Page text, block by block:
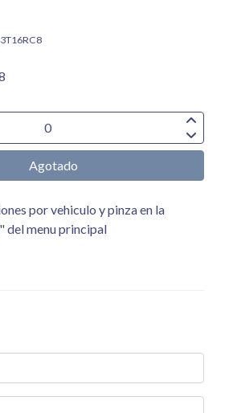
Agotado
por vehiculo y pinza en la
del menu principal